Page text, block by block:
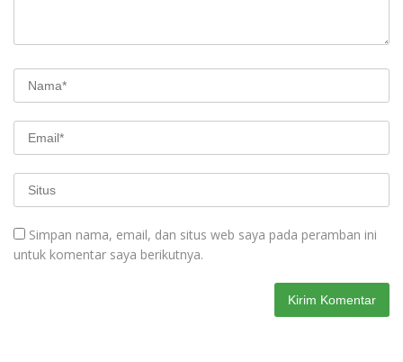
Simpan nama, email, dan situs web saya pada peramban ini
untuk komentar saya berikutnya.